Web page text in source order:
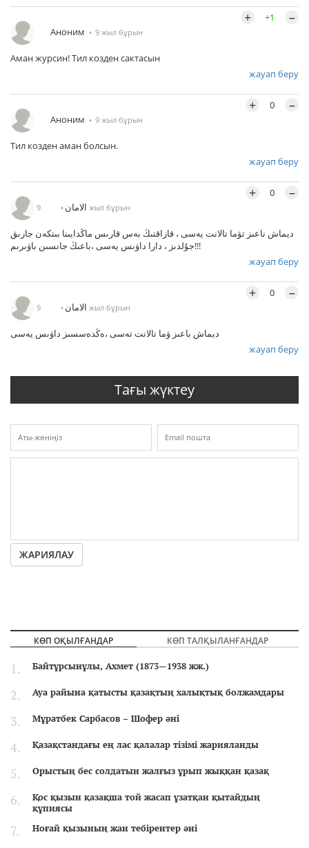
Аноним 9 жыл бұрын
+ +1 –
Аман журсин! Тил козден сактасын
жауап беру
Аноним 9 жыл бұрын
+ 0 –
Тил козден аман болсын.
жауап беру
الامان 9 жыл бұрын
+ 0 –
ديماش ناعىز تۋما تالانت يەسى ، قازاقتىڭ بەس قارىس ماڭدايىنا بىتكەن جارىق
جۇلدىز ، دارا داۋىس يەسى ،باعىڭ جانسىن باۋىرىم!!!
жауап беру
الامان 9 жыл бұрын
+ 0 –
ديماش باعىز ۋما تالانت تەسى ،ەڭدەسسىز داۋىس يەسى
жауап беру
Тағы жүктеу
ЖАРИЯЛАУ
КӨП ОҚЫЛҒАНДАР КӨП ТАЛҚЫЛАНҒАНДАР
Байтұрсынұлы, Ахмет (1873—1938 жж.)
Ауа райына қатысты қазақтың халықтық болжамдары
Мұратбек Сарбасов – Шофер әні
Қазақстандағы ең лас қалалар тізімі жарияланды
Орыстың бес солдатын жалғыз ұрып жыққан қазақ
Қос қызын қазақша той жасап ұзатқан қытайдың
құпиясы
Ноғай қызының жан тебірентер әні